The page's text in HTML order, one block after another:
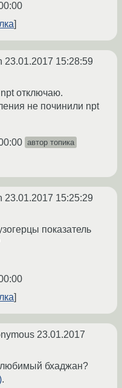
23.01.2017 15:28:59
отключаю.
не починили npt
автор топика
23.01.2017 15:25:29
показатель
23.01.2017
бхаджан?
.